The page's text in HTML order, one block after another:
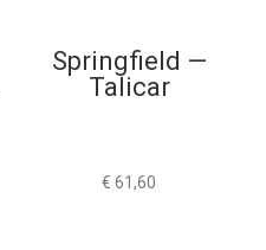
Springfield —
Talicar
€ 61,60